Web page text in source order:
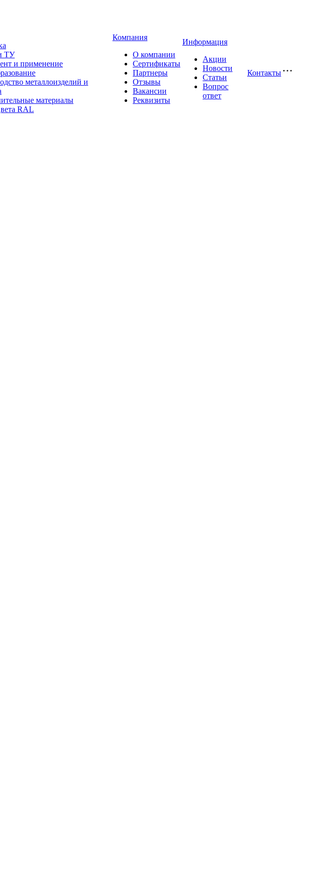
ТУ
и применение
металлоизделий и
материалы
RAL
Компания
О компании
Сертификаты
Партнеры
Отзывы
Вакансии
Реквизиты
Информация
Акции
Новости
Статьи
Вопрос
ответ
Контакты